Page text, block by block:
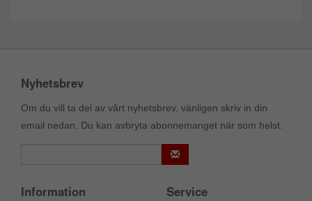
Nyhetsbrev
Om du vill ta del av vårt nyhetsbrev, vänligen skriv in din
email nedan. Du kan avbryta abonnemanget när som helst.
Information Service